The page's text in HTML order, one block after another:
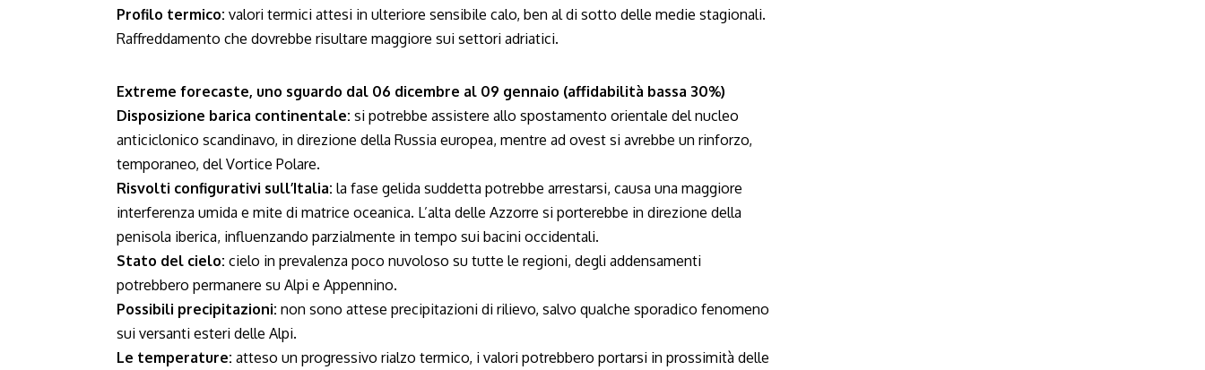
Profilo termico: valori termici attesi in ulteriore sensibile calo, ben al di sotto delle medie stagionali.
Raffreddamento che dovrebbe risultare maggiore sui settori adriatici.
Extreme forecaste, uno sguardo dal 06 dicembre al 09 gennaio (affidabilità bassa 30%)
Disposizione barica continentale: si potrebbe assistere allo spostamento orientale del nucleo
anticiclonico scandinavo, in direzione della Russia europea, mentre ad ovest si avrebbe un rinforzo,
temporaneo, del Vortice Polare.
Risvolti configurativi sull’Italia: la fase gelida suddetta potrebbe arrestarsi, causa una maggiore
interferenza umida e mite di matrice oceanica. L’alta delle Azzorre si porterebbe in direzione della
penisola iberica, influenzando parzialmente in tempo sui bacini occidentali.
Stato del cielo: cielo in prevalenza poco nuvoloso su tutte le regioni, degli addensamenti
potrebbero permanere su Alpi e Appennino.
Possibili precipitazioni: non sono attese precipitazioni di rilievo, salvo qualche sporadico fenomeno
sui versanti esteri delle Alpi.
Le temperature: atteso un progressivo rialzo termico, i valori potrebbero portarsi in prossimità delle